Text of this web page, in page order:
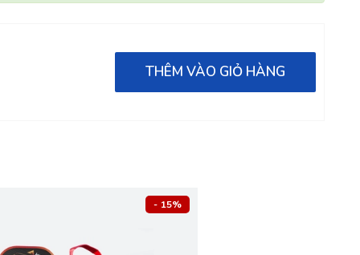
THÊM VÀO GIỎ HÀNG
- 15%